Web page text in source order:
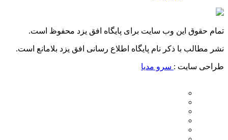
تمام حقوق این وب سایت برای پایگاه افق یزد محفوظ است.
نشر مطالب با ذکر نام پایگاه اطلاع رسانی افق یزد بلامانع است.
طراحی سایت : سرو مدیا